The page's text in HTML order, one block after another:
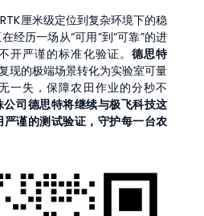
厘米级定位到复杂环境下的稳
经历一场从“可用”到“可靠”的进
开严谨的标准化验证。 德思特
现的极端场景转化为实验室可量
一失，保障农田作业的分秒不
公司德思特将继续与极飞科技这
谨的测试验证，守护每一台农